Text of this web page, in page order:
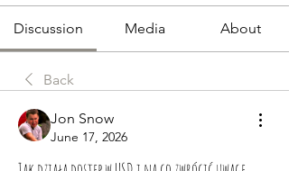
Discussion Media About
Back
Jon Snow
June 17, 2026